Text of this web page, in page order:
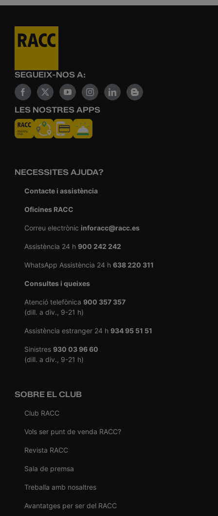
SEGUEIX-NOS A:
LES NOSTRES APPS
NECESSITES AJUDA?
Contacte i assistència
Oficines RACC
Correu electrònic inforacc@racc.es
Assistència 24 h 900 242 242
WhatsApp Assistència 24 h 638 220 311
Consultes i queixes
Atenció telefònica 900 357 357
(dill. a div., 9-21 h)
Assistència estranger 24 h 934 95 51 51
Sinistres 930 03 96 60
(dill. a div., 9-21 h)
SOBRE EL CLUB
Club RACC
Vols ser punt de venda RACC?
Revista RACC
Sala de premsa
Treballa amb nosaltres
Avantatges per ser del RACC